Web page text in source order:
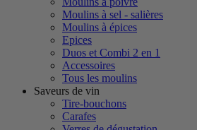
Moulins à sel - salières
Moulins à épices
Epices
Duos et Combi 2 en 1
Accessoires
Tous les moulins
Saveurs de vin
Tire-bouchons
Carafes